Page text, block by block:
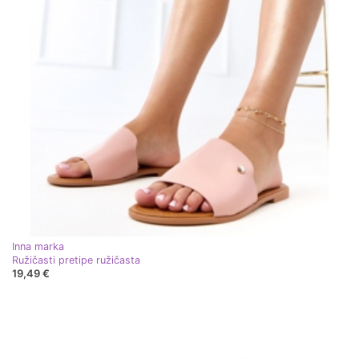
Inna marka
Ružičasti pretipe ružičasta
19,49 €